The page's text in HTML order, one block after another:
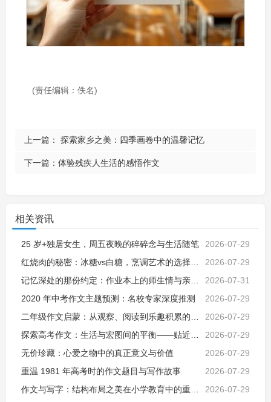
(责任编辑：佚名)
上一篇： 探索家乡之美：四季画卷中的温馨记忆
下一篇： 体验残疾人生活的感悟作文
相关资讯
2026-07-29
25 岁+独居女生，周五夜晚的碎碎念与生活随笔
2026-07-29
2026-07-31
2026-07-29
2020 年中考作文主题预测：名校专家深度推测
2026-07-29
2026-07-29
2026-07-29
无价珍藏：心爱之物中的真正意义与价值
2026-07-29
重温 1981 年高考时的作文题目与写作故事
2026-07-29